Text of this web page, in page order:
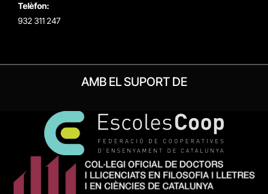
Telèfon:
932 311 247
AMB EL SUPORT DE